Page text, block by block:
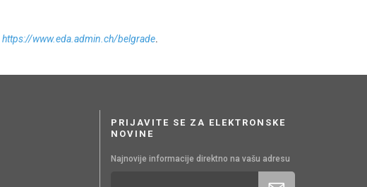
https://www.eda.admin.ch/belgrade.
PRIJAVITE SE ZA ELEKTRONSKE
NOVINE
Najnovije informacije direktno na vašu adresu